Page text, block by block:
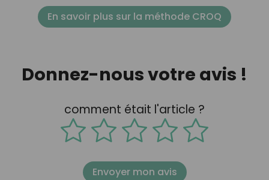
En savoir plus sur la méthode CROQ
Donnez-nous votre avis !
comment était l'article ?
Envoyer mon avis